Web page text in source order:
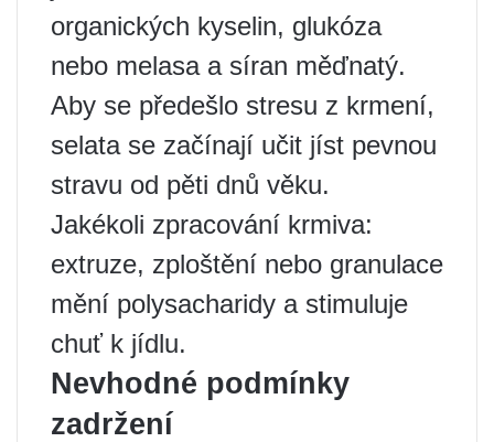
organických kyselin, glukóza
nebo melasa a síran měďnatý.
Aby se předešlo stresu z krmení,
selata se začínají učit jíst pevnou
stravu od pěti dnů věku.
Jakékoli zpracování krmiva:
extruze, zploštění nebo granulace
mění polysacharidy a stimuluje
chuť k jídlu.
Nevhodné podmínky
zadržení